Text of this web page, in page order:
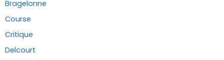
Bragelonne
Course
Critique
Delcourt